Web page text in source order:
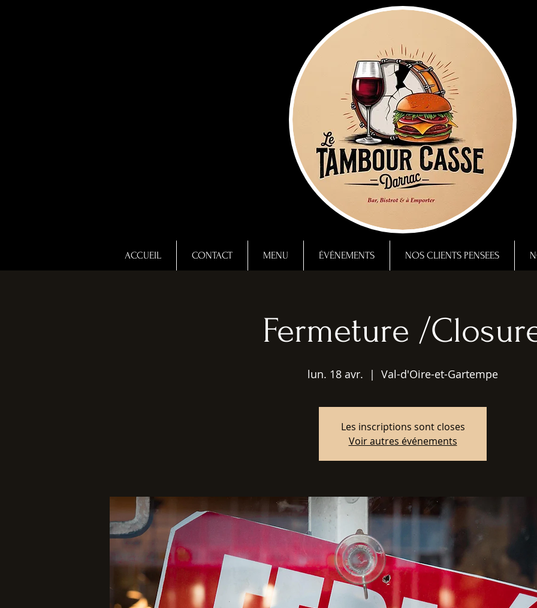
ACCUEIL CONTACT MENU ÉVÉNEMENTS NOS CLIENTS PENSEES
Fermeture /
lun. 18 avr.
  |
Val-d'Oire-et-Gartempe
Les inscriptions sont closes
Voir autres événements